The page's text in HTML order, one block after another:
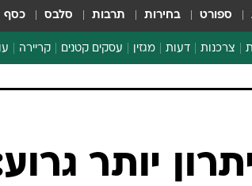
ספורט בחירות תרבות סלבס כסף
צרכנות
צרכנות פיננסית
דעות מגזין עסקים קטנים קריירה